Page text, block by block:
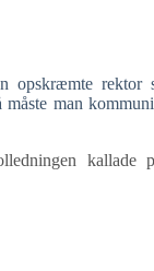
opskræmte rektor
man
kallade